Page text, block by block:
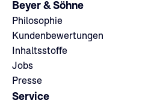
Beyer & Söhne
Philosophie
Kundenbewertungen
Inhaltsstoffe
Jobs
Presse
Service